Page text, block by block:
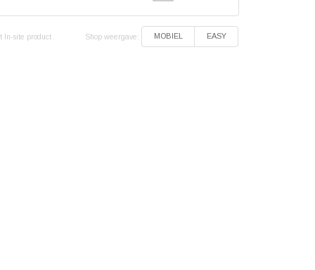
In-site product Shop weergave: MOBIEL EASY